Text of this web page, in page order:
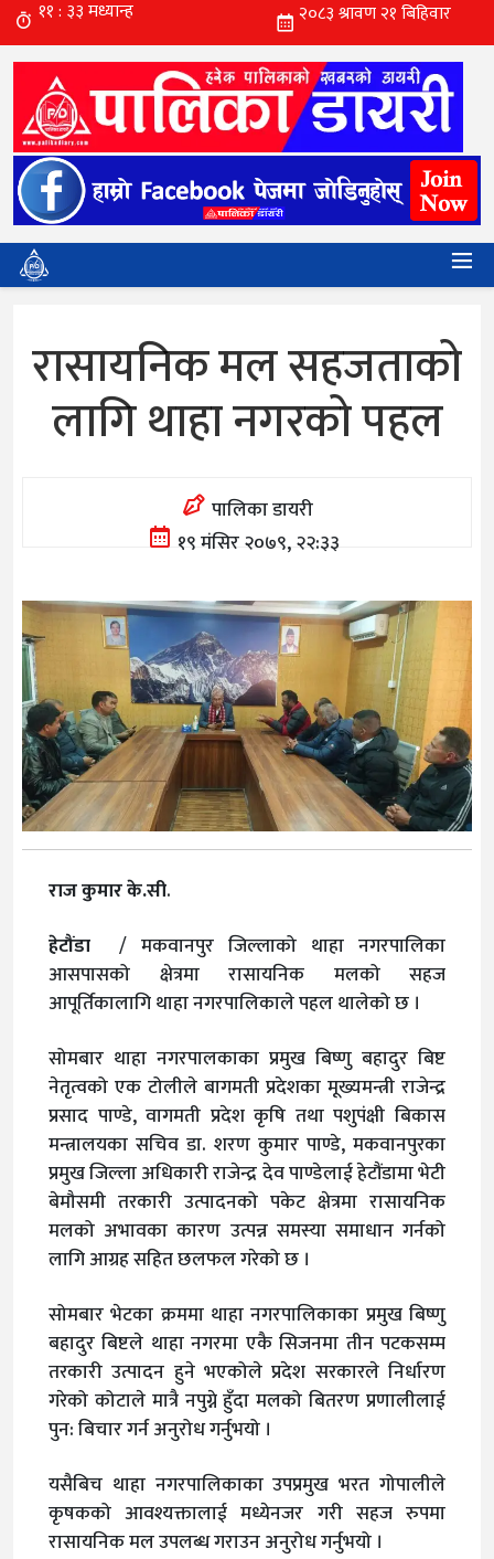
रासायनिक मल सहजताको
लागि थाहा नगरको पहल
पालिका डायरी
१९ मंसिर २०७९, २२:३३
राज कुमार के.सी.
हेटौंडा / मकवानपुर जिल्लाको थाहा नगरपालिका
आसपासको क्षेत्रमा रासायनिक मलको सहज
आपूर्तिकालागि थाहा नगरपालिकाले पहल थालेको छ ।
सोमबार थाहा नगरपालकाका प्रमुख बिष्णु बहादुर बिष्ट
नेतृत्वको एक टोलीले बागमती प्रदेशका मूख्यमन्त्री राजेन्द्र
प्रसाद पाण्डे, वागमती प्रदेश कृषि तथा पशुपंक्षी बिकास
मन्त्रालयका सचिव डा. शरण कुमार पाण्डे, मकवानपुरका
प्रमुख जिल्ला अधिकारी राजेन्द्र देव पाण्डेलाई हेटौंडामा भेटी
बेमौसमी तरकारी उत्पादनको पकेट क्षेत्रमा रासायनिक
मलको अभावका कारण उत्पन्न समस्या समाधान गर्नको
लागि आग्रह सहित छलफल गरेको छ ।
सोमबार भेटका क्रममा थाहा नगरपालिकाका प्रमुख बिष्णु
बहादुर बिष्टले थाहा नगरमा एकै सिजनमा तीन पटकसम्म
तरकारी उत्पादन हुने भएकोले प्रदेश सरकारले निर्धारण
गरेको कोटाले मात्रै नपुग्ने हुँदा मलको बितरण प्रणालीलाई
पुन: बिचार गर्न अनुरोध गर्नुभयो ।
यसैबिच थाहा नगरपालिकाका उपप्रमुख भरत गोपालीले
कृषकको आवश्यक्तालाई मध्येनजर गरी सहज रुपमा
रासायनिक मल उपलब्ध गराउन अनुरोध गर्नुभयो ।